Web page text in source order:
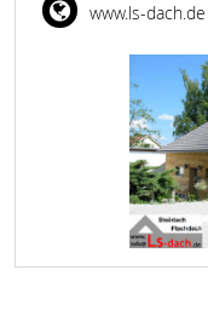
www.ls-dach.de